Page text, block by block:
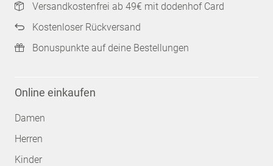
Versandkostenfrei ab 49€ mit dodenhof Card
Kostenloser Rückversand
Bonuspunkte auf deine Bestellungen
Online einkaufen
Damen
Herren
Kinder